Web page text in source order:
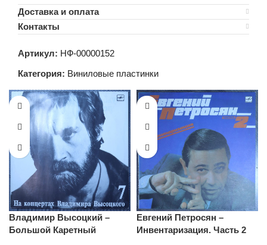
Доставка и оплата
Контакты
Артикул: НФ-00000152
Категория: Виниловые пластинки
Владимир Высоцкий –
Большой Каретный
Евгений Петросян –
Инвентаризация. Часть 2